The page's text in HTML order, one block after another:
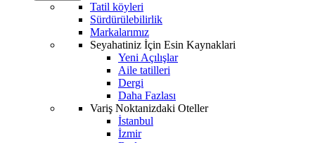
Tatil köyleri
Sürdürülebilirlik
Markalarımız
Seyahatiniz İçin Esin Kaynaklari
Yeni Açılışlar
Aile tatilleri
Dergi
Daha Fazlası
Variş Noktanizdaki Oteller
İstanbul
İzmir